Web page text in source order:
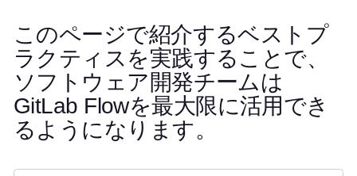
このページで紹介するベストプ
ラクティスを実践することで、
ソフトウェア開発チームは
GitLab Flowを最大限に活用でき
るようになります。